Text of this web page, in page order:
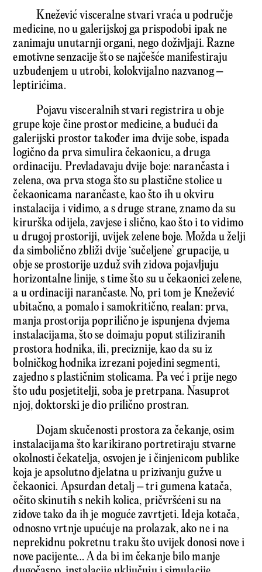
Knežević visceralne stvari vraća u područje
medicine, no u galerijskoj ga prispodobi ipak ne
zanimaju unutarnji organi, nego doživljaji. Razne
emotivne senzacije što se najčešće manifestiraju
uzbuđenjem u utrobi, kolokvijalno nazvanog –
leptirićima.
Pojavu visceralnih stvari registrira u obje
grupe koje čine prostor medicine, a budući da
galerijski prostor također ima dvije sobe, ispada
logično da prva simulira čekaonicu, a druga
ordinaciju. Prevladavaju dvije boje: narančasta i
zelena, ova prva stoga što su plastične stolice u
čekaonicama narančaste, kao što ih u okviru
instalacija i vidimo, a s druge strane, znamo da su
kirurška odijela, zavjese i slično, kao što i to vidimo
u drugoj prostoriji, uvijek zelene boje. Možda u želji
da simbolično zbliži dvije ‘sučeljene’ grupacije, u
obje se prostorije uzduž svih zidova pojavljuju
horizontalne linije, s time što su u čekaonici zelene,
a u ordinaciji narančaste. No, pri tom je Knežević
ubitačno, a pomalo i samokritično, realan: prva,
manja prostorija poprilično je ispunjena dvjema
instalacijama, što se doimaju poput stiliziranih
prostora hodnika, ili, preciznije, kao da su iz
bolničkog hodnika izrezani pojedini segmenti,
zajedno s plastičnim stolicama. Pa već i prije nego
što uđu posjetitelji, soba je pretrpana. Nasuprot
njoj, doktorski je dio prilično prostran.
Dojam skučenosti prostora za čekanje, osim
instalacijama što karikirano portretiraju stvarne
okolnosti čekatelja, osvojen je i činjenicom publike
koja je apsolutno djelatna u prizivanju gužve u
čekaonici. Apsurdan detalj – tri gumena katača,
očito skinutih s nekih kolica, pričvršćeni su na
zidove tako da ih je moguće zavrtjeti. Ideja kotača,
odnosno vrtnje upućuje na prolazak, ako ne i na
neprekidnu pokretnu traku što uvijek donosi nove i
nove pacijente… A da bi im čekanje bilo manje